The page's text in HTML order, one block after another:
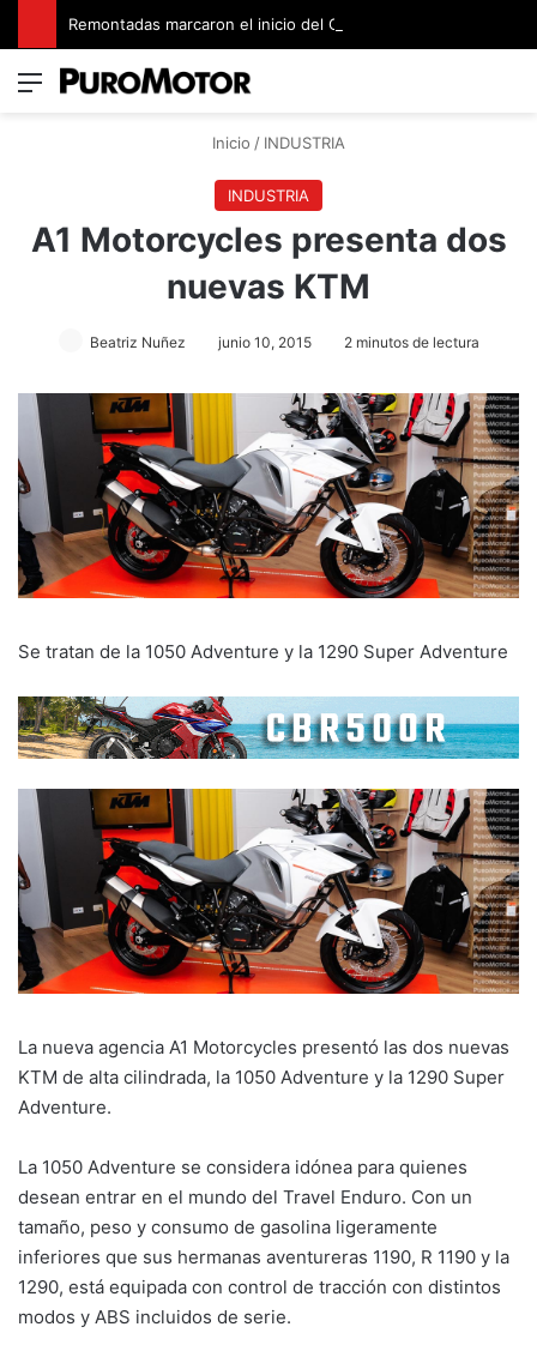
Menú
Inicio / INDUSTRIA
INDUSTRIA
A1 Motorcycles presenta dos
nuevas KTM
Beatriz Nuñez junio 10, 2015 2 minutos de lectura
Se tratan de la 1050 Adventure y la 1290 Super Adventure
La nueva agencia A1 Motorcycles presentó las dos nuevas
KTM de alta cilindrada, la 1050 Adventure y la 1290 Super
Adventure.
La 1050 Adventure se considera idónea para quienes
desean entrar en el mundo del Travel Enduro. Con un
tamaño, peso y consumo de gasolina ligeramente
inferiores que sus hermanas aventureras 1190, R 1190 y la
1290, está equipada con control de tracción con distintos
modos y ABS incluidos de serie.